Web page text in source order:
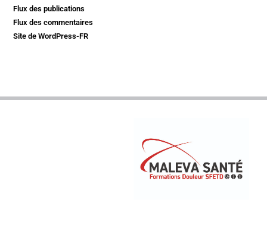
Flux des publications
Flux des commentaires
Site de WordPress-FR